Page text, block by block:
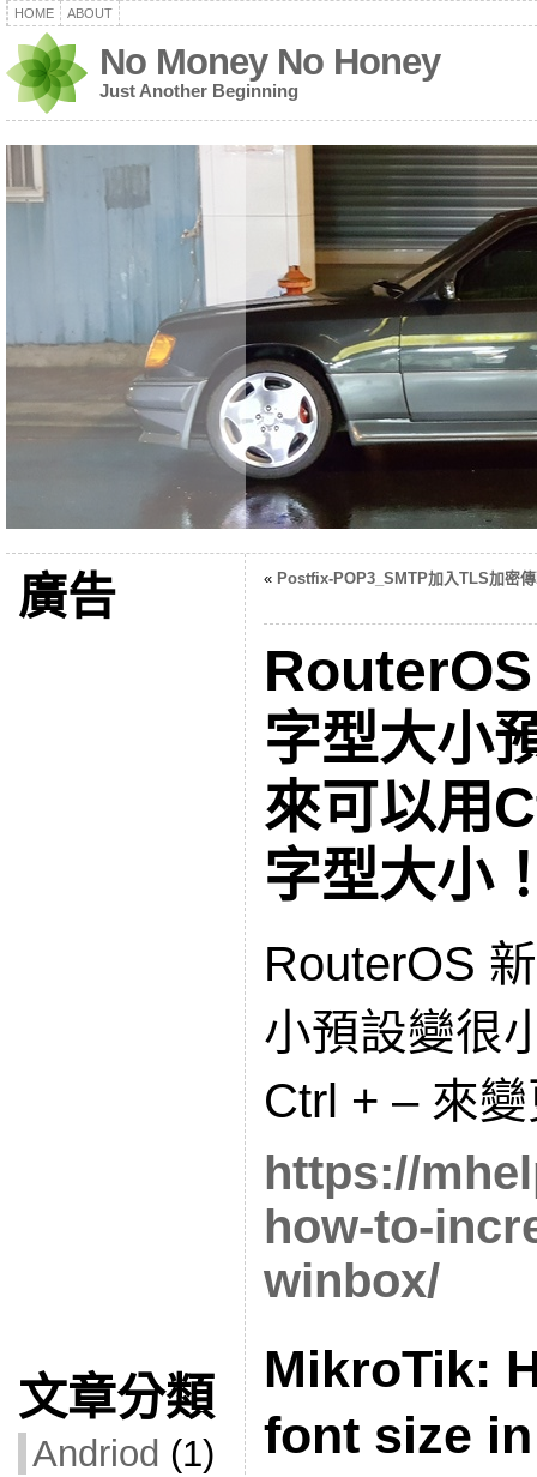
HOME ABOUT
No Money No Honey
Just Another Beginning
廣告
文章分類
Andriod (1)
« Postfix-POP3_SMTP加入TLS加密
字型大小
來可以用
字型大小
RouterOS
小預設變很
Ctrl + – 來
https://
how-to-
winbox/
MikroTik:
font size